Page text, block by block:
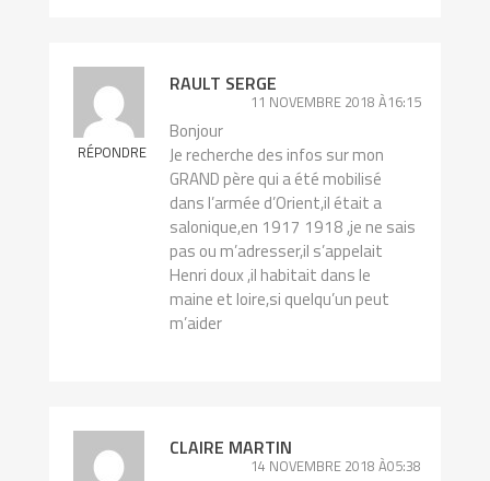
RÉPONDRE
RAULT SERGE
11 NOVEMBRE 2018 À16:15
Bonjour
Je recherche des infos sur mon
GRAND père qui a été mobilisé
dans l’armée d’Orient,il était a
salonique,en 1917 1918 ,je ne sais
pas ou m’adresser,il s’appelait
Henri doux ,il habitait dans le
maine et loire,si quelqu’un peut
m’aider
CLAIRE MARTIN
14 NOVEMBRE 2018 À05:38